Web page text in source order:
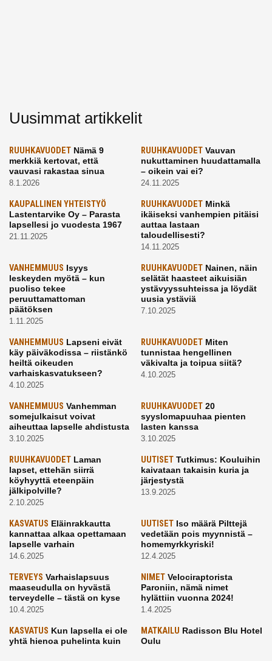
Uusimmat artikkelit
RUUHKAVUODET Nämä 9
merkkiä kertovat, että
vauvasi rakastaa sinua
8.1.2026
RUUHKAVUODETVauvan
nukuttaminen huudattamalla
– oikein vai ei?
24.11.2025
KAUPALLINEN YHTEISTYÖ
Lastentarvike Oy – Parasta
lapsellesi jo vuodesta 1967
21.11.2025
RUUHKAVUODETMinkä
ikäiseksi vanhempien pitäisi
auttaa lastaan
taloudellisesti?
14.11.2025
VANHEMMUUS Isyys
leskeyden myötä – kun
puoliso tekee
peruuttamattoman
päätöksen
1.11.2025
RUUHKAVUODETNainen, näin
selätät haasteet aikuisiän
ystävyyssuhteissa ja löydät
uusia ystäviä
7.10.2025
VANHEMMUUS Lapseni eivät
käy päiväkodissa – riistänkö
heiltä oikeuden
varhaiskasvatukseen?
4.10.2025
RUUHKAVUODETMiten
tunnistaa hengellinen
väkivalta ja toipua siitä?
4.10.2025
VANHEMMUUS Vanhemman
somejulkaisut voivat
aiheuttaa lapselle ahdistusta
3.10.2025
RUUHKAVUODET20
syyslomapuuhaa pienten
lasten kanssa
3.10.2025
RUUHKAVUODET Laman
lapset, ettehän siirrä
köyhyyttä eteenpäin
jälkipolville?
2.10.2025
UUTISETTutkimus: Kouluihin
kaivataan takaisin kuria ja
järjestystä
13.9.2025
KASVATUS Eläinrakkautta
kannattaa alkaa opettamaan
lapselle varhain
14.6.2025
UUTISETIso määrä Pilttejä
vedetään pois myynnistä –
homemyrkkyriski!
12.4.2025
TERVEYS Varhaislapsuus
maaseudulla on hyvästä
terveydelle – tästä on kyse
10.4.2025
NIMETVelociraptorista
Paroniin, nämä nimet
hylättiin vuonna 2024!
1.4.2025
KASVATUS Kun lapsella ei ole
yhtä hienoa puhelinta kuin
MATKAILU Radisson Blu Hotel
Oulu